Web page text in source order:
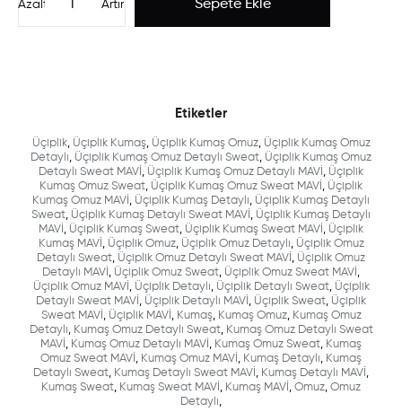
Artır
Azalt
Etiketler
Üçiplik, Üçiplik Kumaş, Üçiplik Kumaş Omuz, Üçiplik Kumaş Omuz
Detaylı, Üçiplik Kumaş Omuz Detaylı Sweat, Üçiplik Kumaş Omuz
Detaylı Sweat MAVİ , Üçiplik Kumaş Omuz Detaylı MAVİ , Üçiplik
Kumaş Omuz Sweat, Üçiplik Kumaş Omuz Sweat MAVİ , Üçiplik
Kumaş Omuz MAVİ , Üçiplik Kumaş Detaylı, Üçiplik Kumaş Detaylı
Sweat, Üçiplik Kumaş Detaylı Sweat MAVİ , Üçiplik Kumaş Detaylı
MAVİ , Üçiplik Kumaş Sweat, Üçiplik Kumaş Sweat MAVİ , Üçiplik
Kumaş MAVİ , Üçiplik Omuz, Üçiplik Omuz Detaylı, Üçiplik Omuz
Detaylı Sweat, Üçiplik Omuz Detaylı Sweat MAVİ , Üçiplik Omuz
Detaylı MAVİ , Üçiplik Omuz Sweat, Üçiplik Omuz Sweat MAVİ ,
Üçiplik Omuz MAVİ , Üçiplik Detaylı, Üçiplik Detaylı Sweat, Üçiplik
Detaylı Sweat MAVİ , Üçiplik Detaylı MAVİ , Üçiplik Sweat, Üçiplik
Sweat MAVİ , Üçiplik MAVİ , Kumaş, Kumaş Omuz, Kumaş Omuz
Detaylı, Kumaş Omuz Detaylı Sweat, Kumaş Omuz Detaylı Sweat
MAVİ , Kumaş Omuz Detaylı MAVİ , Kumaş Omuz Sweat, Kumaş
Omuz Sweat MAVİ , Kumaş Omuz MAVİ , Kumaş Detaylı, Kumaş
Detaylı Sweat, Kumaş Detaylı Sweat MAVİ , Kumaş Detaylı MAVİ ,
Kumaş Sweat, Kumaş Sweat MAVİ , Kumaş MAVİ , Omuz, Omuz
Detaylı,